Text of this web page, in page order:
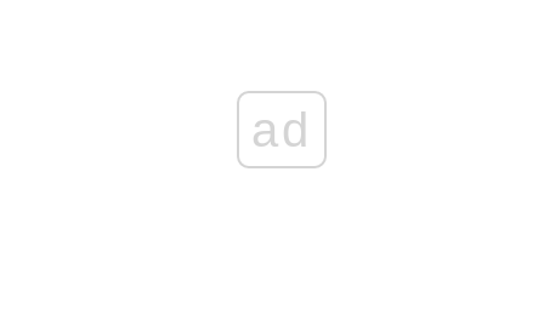
ad